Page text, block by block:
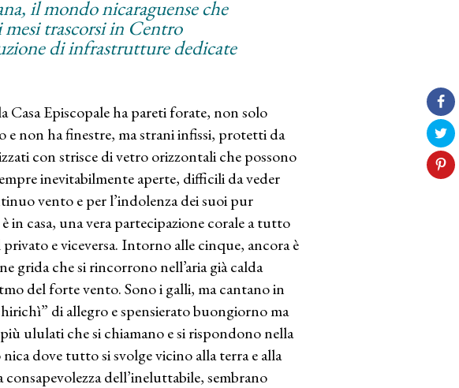
il mondo nicaraguense che
mesi trascorsi in Centro
di infrastrutture dedicate
Episcopale ha pareti forate, non solo
e non ha finestre, ma strani infissi, protetti da
con strisce di vetro orizzontali che possono
inevitabilmente aperte, difficili da veder
vento e per l’indolenza dei suoi pur
in casa, una vera partecipazione corale a tutto
e viceversa. Intorno alle cinque, ancora è
grida che si rincorrono nell’aria già calda
del forte vento. Sono i galli, ma cantano in
di allegro e spensierato buongiorno ma
ululati che si chiamano e si rispondono nella
dove tutto si svolge vicino alla terra e alla
dell’ineluttabile, sembrano